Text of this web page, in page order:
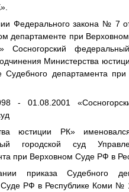
Федерального закона № 7
департаменте при
Сосногорский
Министерства
Судебного департамента
- 01.08.2001
юстиции РК»
городской суд
при Верховном Суде РФ в
приказа Судебного
РФ в Республике Коми №